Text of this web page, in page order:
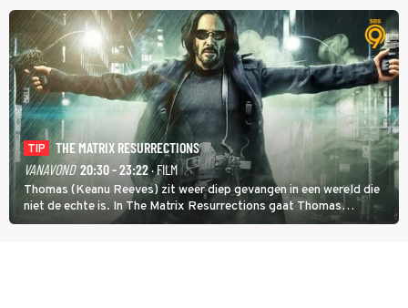
TIP
THE MATRIX RESURRECTIONS
VANAVOND 20:30 - 23:22· FILM
Thomas (Keanu Reeves) zit weer diep gevangen in een wereld die
niet de echte is. In The Matrix Resurrections gaat Thomas
proberen uit deze schijnwereld te ontsnappen.